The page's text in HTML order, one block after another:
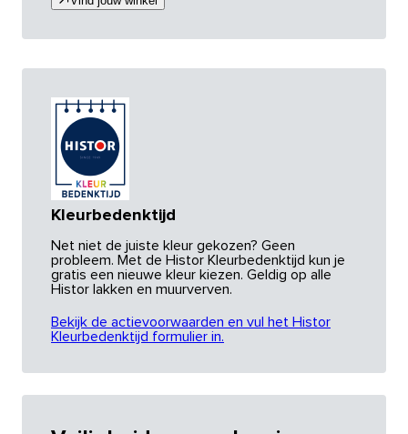
Kleurbedenktijd
Net niet de juiste kleur gekozen? Geen
probleem. Met de Histor Kleurbedenktijd kun je
gratis een nieuwe kleur kiezen. Geldig op alle
Histor lakken en muurverven.
Bekijk de actievoorwaarden en vul het Histor
Kleurbedenktijd formulier in.